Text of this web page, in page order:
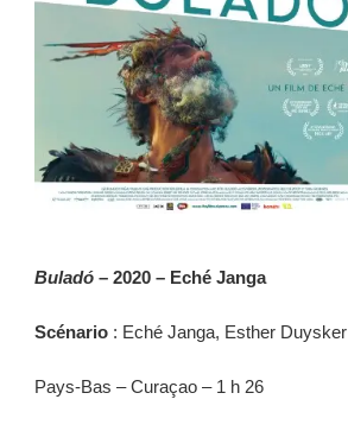
Buladó – 2020 – Eché Janga
Scénario : Eché Janga, Esther Duysker
Pays-Bas – Curaçao – 1 h 26